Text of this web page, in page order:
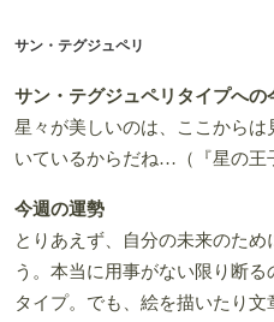
サン・テグジュペリ
サン・テグジュペリタイプへの
星々が美しいのは、ここから
いているからだね…（『星の王
今週の運勢
とりあえず、自分の未来のた
う。本当に用事がない限り断
タイプ。でも、絵を描いたり